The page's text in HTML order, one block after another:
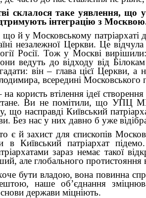
склалося таке уявлення, що
інтеграцію з
й у Московському патріархаті
незалежної Церкви. Це
Росії. Тож у Москві
ведуть до відходу від
він – глава цієї Церкви,
всередині Московського
користь втілення ідеї
Ви не помітили, що УПЦ
що насправді Київський
Без нас у них давно б уже
є й захист для єпископів
в Київський патріархат
зараз немає такої
але глобального
бути владою, вона повинна
наше об’єднання
держави міцніють.